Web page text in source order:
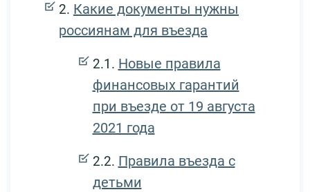
Какие документы нужны
россиянам для въезда
Новые правила
финансовых гарантий
при въезде от 19 августа
2021 года
Правила въезда с
детьми